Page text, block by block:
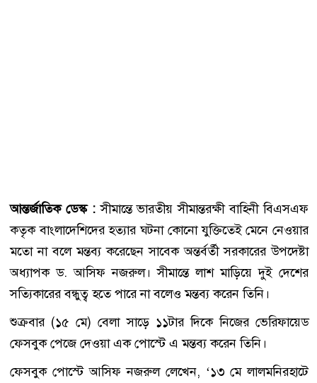
আন্তর্জাতিক ডেস্ক :সীমান্তে ভারতীয় সীমান্তরক্ষী বাহিনী বিএসএফ
কতৃক বাংলাদেশিদের হত্যার ঘটনা কোনো যুক্তিতেই মেনে নেওয়ার
মতো না বলে মন্তব্য করেছেন সাবেক অন্তর্বর্তী সরকারের উপদেষ্টা
অধ্যাপক ড. আসিফ নজরুল। সীমান্তে লাশ মাড়িয়ে দুই দেশের
সত্যিকারের বন্ধুত্ব হতে পারে না বলেও মন্তব্য করেন তিনি।
শুক্রবার (১৫ মে) বেলা সাড়ে ১১টার দিকে নিজের ভেরিফায়েড
ফেসবুক পেজে দেওয়া এক পোস্টে এ মন্তব্য করেন তিনি।
ফেসবুক পোস্টে আসিফ নজরুল লেখেন, ‌‌‘১৩ মে লালমনিরহাটে